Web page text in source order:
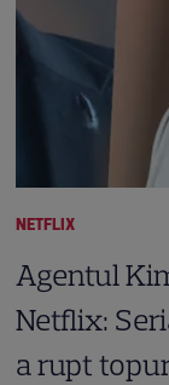
NETFLIX
Agentul
Netflix:
a rupt